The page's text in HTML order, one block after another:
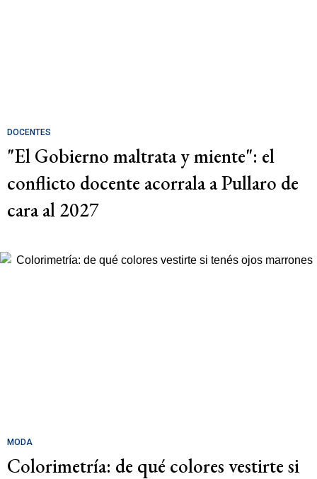
DOCENTES
"El Gobierno maltrata y miente": el
conflicto docente acorrala a Pullaro de
cara al 2027
MODA
Colorimetría: de qué colores vestirte si